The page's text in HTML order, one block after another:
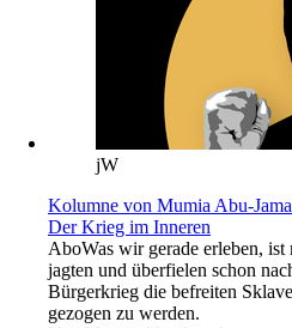
jW
Kolumne von Mumia Abu-
Der Krieg im Inneren
AboWas wir gerade erleben,
jagten und überfielen schon
Bürgerkrieg die befreiten
gezogen zu werden.